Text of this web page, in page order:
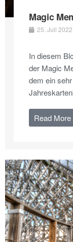
Magic
25. Juli 2022
In diesem
der Magic
dem ein
Read